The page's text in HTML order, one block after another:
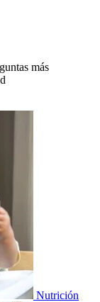
más
Nutrición